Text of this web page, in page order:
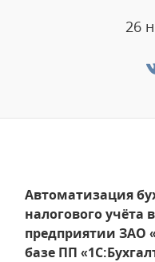
26
Автоматизация
налогового учёта
предприятии ЗАО
базе ПП